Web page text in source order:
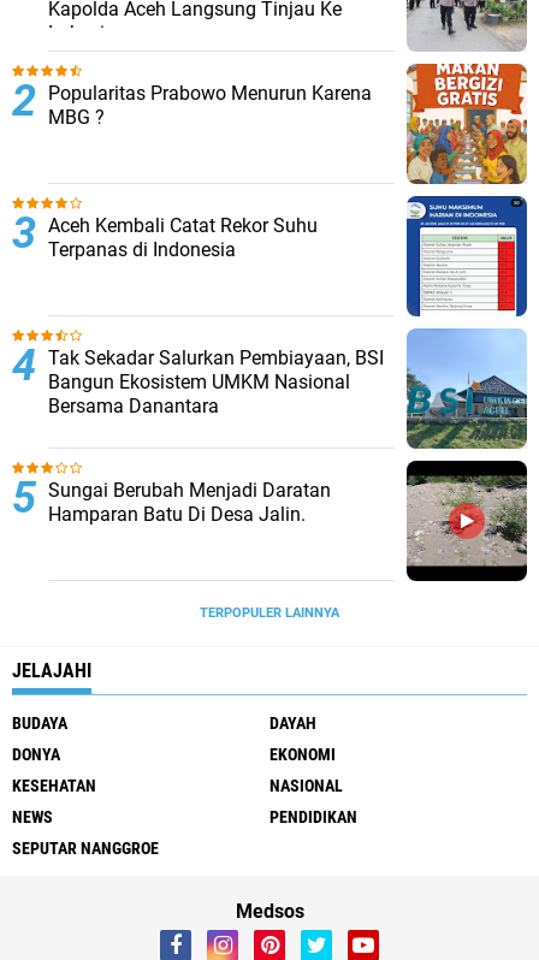
Kapolda Aceh Langsung Tinjau Ke
Lokasi
Popularitas Prabowo Menurun Karena
MBG ?
Aceh Kembali Catat Rekor Suhu
Terpanas di Indonesia
Tak Sekadar Salurkan Pembiayaan, BSI
Bangun Ekosistem UMKM Nasional
Bersama Danantara
Sungai Berubah Menjadi Daratan
Hamparan Batu Di Desa Jalin.
TERPOPULER LAINNYA
JELAJAHI
BUDAYA
DAYAH
DONYA
EKONOMI
KESEHATAN
NASIONAL
NEWS
PENDIDIKAN
SEPUTAR NANGGROE
Medsos